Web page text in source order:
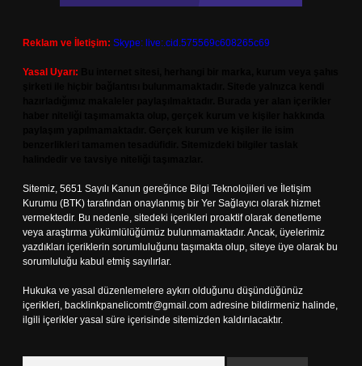
Reklam ve İletişim: Skype: live:.cid.575569c608265c69
Yasal Uyarı:
Sitemiz, 5651 Sayılı Kanun gereğince Bilgi Teknolojileri ve İletişim
Kurumu (BTK) tarafından onaylanmış bir Yer Sağlayıcı olarak hizmet
vermektedir. Bu nedenle, sitedeki içerikleri proaktif olarak denetleme
veya araştırma yükümlülüğümüz bulunmamaktadır. Ancak, üyelerimiz
yazdıkları içeriklerin sorumluluğunu taşımakta olup, siteye üye olarak bu
sorumluluğu kabul etmiş sayılırlar.
Hukuka ve yasal düzenlemelere aykırı olduğunu düşündüğünüz
içerikleri, backlinkpanelicomtr@gmail.com adresine bildirmeniz halinde,
ilgili içerikler yasal süre içerisinde sitemizden kaldırılacaktır.